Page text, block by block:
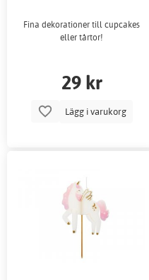
Fina dekorationer till cupcakes
eller tårtor!
29 kr
Lägg i varukorg